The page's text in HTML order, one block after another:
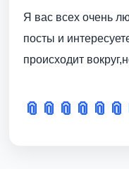
Я вас всех очень
посты и
происходит
📎 📎 📎 📎 📎 📎